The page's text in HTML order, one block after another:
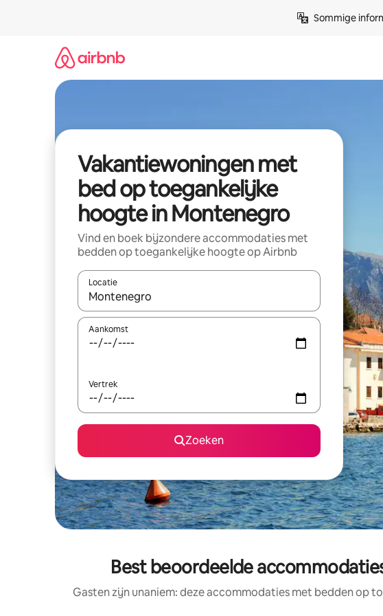
Sommige
Vakantiewoningen met
bed op toegankelijke
hoogte in Montenegro
Vind en boek bijzondere accommodaties met
bedden op toegankelijke hoogte op Airbnb
Locatie
Wanneer er suggesties beschikbaar zijn, maak je een keuze met
Aankomst
Vertrek
Zoeken
Best beoordeelde
Gasten zijn unaniem: deze accommodaties met bedden op